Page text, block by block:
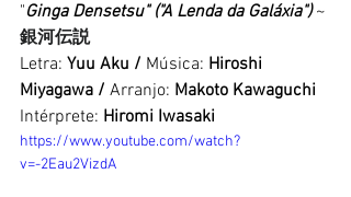
"Ginga Densetsu" ("A Lenda da Galáxia") ~
銀河伝説
Letra: Yuu Aku / Música: Hiroshi
Miyagawa / Arranjo: Makoto Kawaguchi
Intérprete: Hiromi Iwasaki
https://www.youtube.com/watch?
v=-2Eau2VizdA